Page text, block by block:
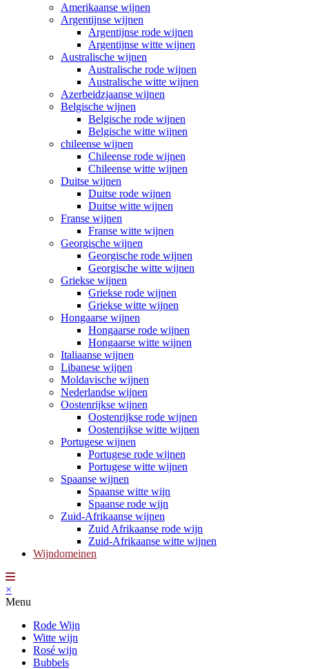
Amerikaanse wijnen
Argentijnse wijnen
Argentijnse rode wijnen
Argentijnse witte wijnen
Australische wijnen
Australische rode wijnen
Australische witte wijnen
Azerbeidzjaanse wijnen
Belgische wijnen
Belgische rode wijnen
Belgische witte wijnen
chileense wijnen
Chileense rode wijnen
Chileense witte wijnen
Duitse wijnen
Duitse rode wijnen
Duitse witte wijnen
Franse wijnen
Franse witte wijnen
Georgische wijnen
Georgische rode wijnen
Georgische witte wijnen
Griekse wijnen
Griekse rode wijnen
Griekse witte wijnen
Hongaarse wijnen
Hongaarse rode wijnen
Hongaarse witte wijnen
Italiaanse wijnen
Libanese wijnen
Moldavische wijnen
Nederlandse wijnen
Oostenrijkse wijnen
Oostenrijkse rode wijnen
Oostenrijkse witte wijnen
Portugese wijnen
Portugese rode wijnen
Portugese witte wijnen
Spaanse wijnen
Spaanse witte wijn
Spaanse rode wijn
Zuid-Afrikaanse wijnen
Zuid Afrikaanse rode wijn
Zuid-Afrikaanse witte wijnen
Wijndomeinen
×
Menu
Rode Wijn
Witte wijn
Rosé wijn
Bubbels